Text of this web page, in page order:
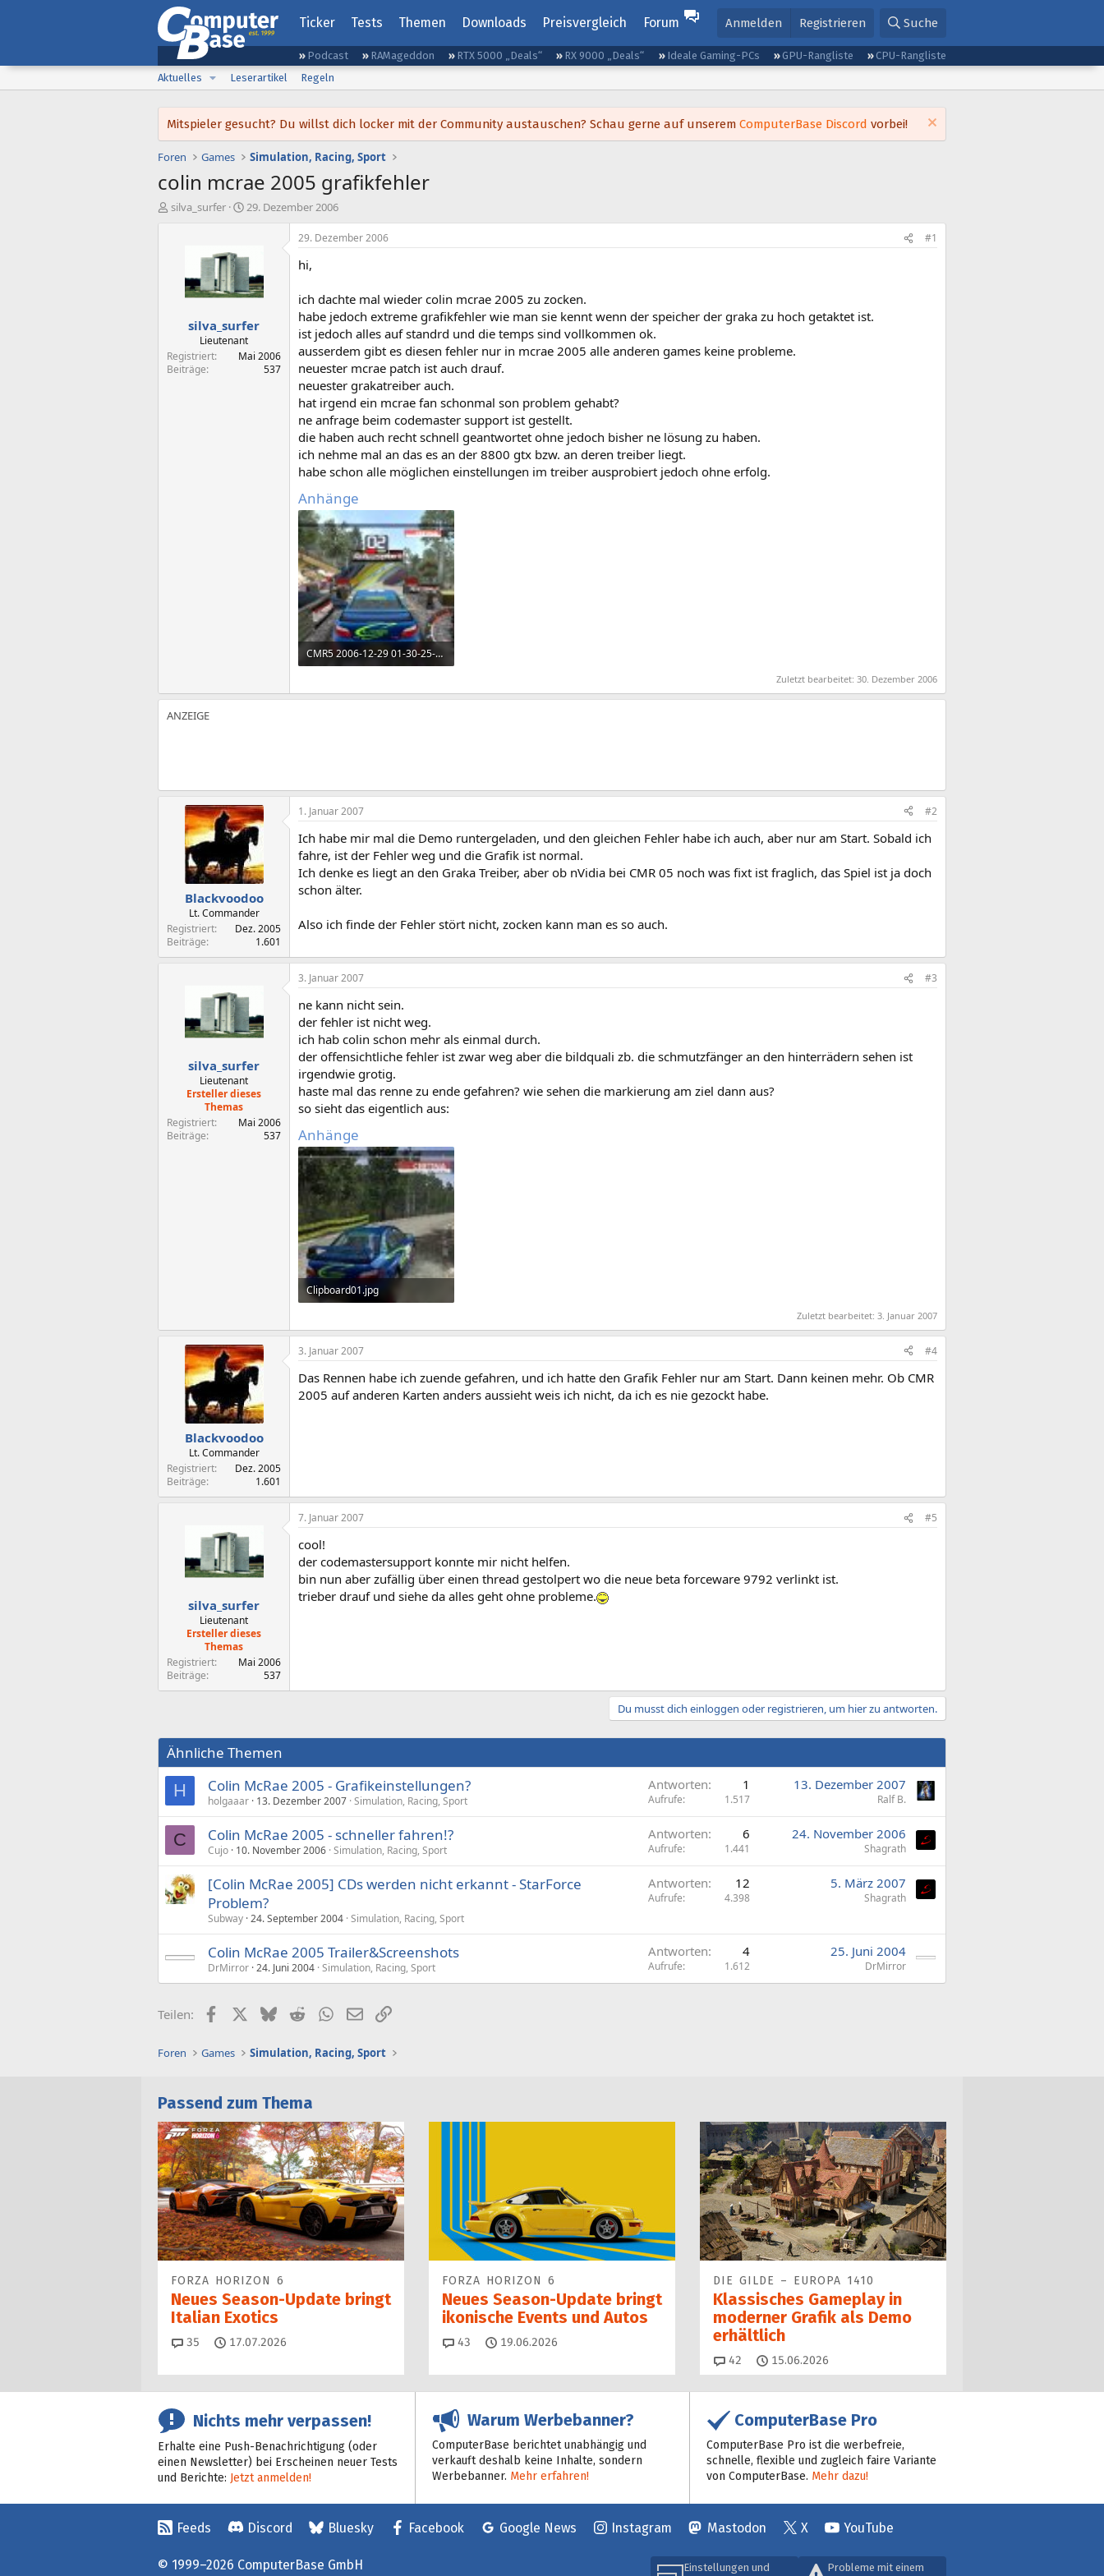
Ticker Tests Themen Downloads Preisvergleich Forum Anmelden Registrieren Suche
Podcast RAMageddon RTX 5000 „Deals“ RX 9000 „Deals“ Ideale Gaming-PCs GPU-Rangliste
CPU-Rangliste
Aktuelles
Leserartikel Regeln
Mitspieler gesucht? Du willst dich locker mit der Community austauschen? Schau gerne auf unserem ComputerBase Discord vorbei!
Foren Games Simulation, Racing, Sport
colin mcrae 2005 grafikfehler
E
silva_surfer
E
e
l
l
a
m
29. Dezember 2006
silva_surfer
Lieutenant
Registriert
Mai 2006
Beiträge
537
29. Dezember 2006 #1
hi,
ich dachte mal wieder colin mcrae 2005 zu zocken.
habe jedoch extreme grafikfehler wie man sie kennt wenn der speicher der graka zu hoch getaktet ist.
ist jedoch alles auf standrd und die temps sind vollkommen ok.
ausserdem gibt es diesen fehler nur in mcrae 2005 alle anderen games keine probleme.
neuester mcrae patch ist auch drauf.
neuester grakatreiber auch.
hat irgend ein mcrae fan schonmal son problem gehabt?
ne anfrage beim codemaster support ist gestellt.
die haben auch recht schnell geantwortet ohne jedoch bisher ne lösung zu haben.
ich nehme mal an das es an der 8800 gtx bzw. an deren treiber liegt.
habe schon alle möglichen einstellungen im treiber ausprobiert jedoch ohne erfolg.
Anhänge
CMR5 2006-12-29 01-30-25-84.jpg
Zuletzt bearbeitet: 30. Dezember 2006
Blackvoodoo
Lt. Commander
Registriert
Dez. 2005
Beiträge
1.601
1. Januar 2007 #2
Ich habe mir mal die Demo runtergeladen, und den gleichen Fehler habe ich auch, aber nur am Start. Sobald ich
fahre, ist der Fehler weg und die Grafik ist normal.
Ich denke es liegt an den Graka Treiber, aber ob nVidia bei CMR 05 noch was fixt ist fraglich, das Spiel ist ja doch
schon älter.
Also ich finde der Fehler stört nicht, zocken kann man es so auch.
silva_surfer
Lieutenant
Ersteller dieses
Themas
Registriert
Mai 2006
Beiträge
537
3. Januar 2007 #3
ne kann nicht sein.
der fehler ist nicht weg.
ich hab colin schon mehr als einmal durch.
der offensichtliche fehler ist zwar weg aber die bildquali zb. die schmutzfänger an den hinterrädern sehen ist
irgendwie grotig.
haste mal das renne zu ende gefahren? wie sehen die markierung am ziel dann aus?
so sieht das eigentlich aus:
Anhänge
Clipboard01.jpg
Zuletzt bearbeitet: 3. Januar 2007
Blackvoodoo
Lt. Commander
Registriert
Dez. 2005
Beiträge
1.601
3. Januar 2007 #4
Das Rennen habe ich zuende gefahren, und ich hatte den Grafik Fehler nur am Start. Dann keinen mehr. Ob CMR
2005 auf anderen Karten anders aussieht weis ich nicht, da ich es nie gezockt habe.
silva_surfer
Lieutenant
Ersteller dieses
Themas
Registriert
Mai 2006
Beiträge
537
7. Januar 2007 #5
cool!
der codemastersupport konnte mir nicht helfen.
bin nun aber zufällig über einen thread gestolpert wo die neue beta forceware 9792 verlinkt ist.
trieber drauf und siehe da alles geht ohne probleme.
Du musst dich einloggen oder registrieren, um hier zu antworten.
Ähnliche Themen
H Colin McRae 2005 - Grafikeinstellungen?
holgaaar 13. Dezember 2007 Simulation, Racing, Sport
Antworten 1
Aufrufe 1.517
13. Dezember 2007
Ralf B.
C Colin McRae 2005 - schneller fahren!?
Cujo 10. November 2006 Simulation, Racing, Sport
Antworten 6
Aufrufe 1.441
24. November 2006
Shagrath
[Colin McRae 2005] CDs werden nicht erkannt - StarForce
Problem?
Subway 24. September 2004 Simulation, Racing, Sport
Antworten 12
Aufrufe 4.398
5. März 2007
Shagrath
Colin McRae 2005 Trailer&Screenshots
DrMirror 24. Juni 2004 Simulation, Racing, Sport
Antworten 4
Aufrufe 1.612
25. Juni 2004
DrMirror
Teilen: FacebookX (Twitter)
BlueskyRedditWhatsApp
E-MailLink
Foren Games Simulation, Racing, Sport
Passend zum Thema
FORZA HORIZON 6
Neues Season-Update bringt
Italian Exotics
35 Kommentare
17.07.2026
FORZA HORIZON 6
Neues Season-Update bringt
ikonische Events und Autos
43 Kommentare
19.06.2026
DIE GILDE – EUROPA 1410
Klassisches Gameplay in
moderner Grafik als Demo
erhältlich
42 Kommentare
15.06.2026
Nichts mehr verpassen!
Erhalte eine Push-Benachrichtigung (oder
einen Newsletter) bei Erscheinen neuer Tests
und Berichte: Jetzt anmelden!
Warum Werbebanner?
ComputerBase berichtet unabhängig und
verkauft deshalb keine Inhalte, sondern
Werbebanner. Mehr erfahren!
ComputerBase Pro
ComputerBase Pro ist die werbefreie,
schnelle, flexible und zugleich faire Variante
von ComputerBase. Mehr dazu!
Feeds Discord Bluesky Facebook Google News Instagram Mastodon X YouTube
Einstellungen und
Probleme mit einem
© 1999–2026 ComputerBase GmbH